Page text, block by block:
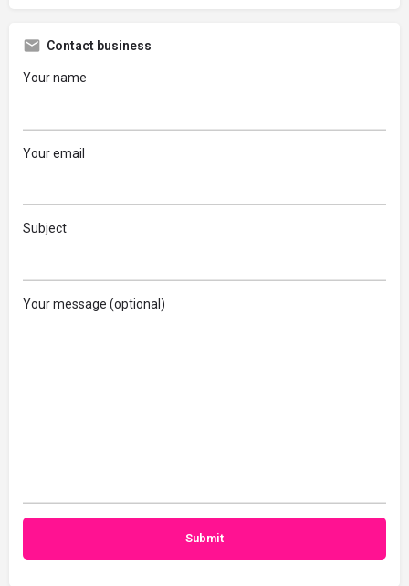
Contact business
Your name
Your email
Subject
Your message (optional)